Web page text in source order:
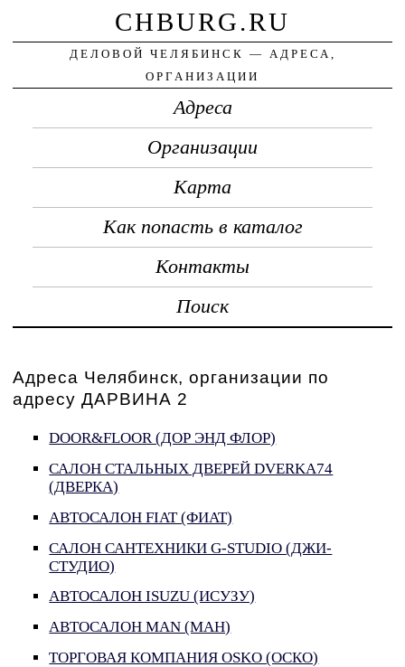
CHBURG.RU
ДЕЛОВОЙ ЧЕЛЯБИНСК — АДРЕСА,
ОРГАНИЗАЦИИ
Адреса
Организации
Карта
Как попасть в каталог
Контакты
Поиск
Адреса Челябинск, организации по
адресу ДАРВИНА 2
DOOR&FLOOR (ДОР ЭНД ФЛОР)
САЛОН СТАЛЬНЫХ ДВЕРЕЙ DVERKA74
(ДВЕРКА)
АВТОСАЛОН FIAT (ФИАТ)
САЛОН САНТЕХНИКИ G-STUDIO (ДЖИ-
СТУДИО)
АВТОСАЛОН ISUZU (ИСУЗУ)
АВТОСАЛОН MAN (МАН)
ТОРГОВАЯ КОМПАНИЯ OSKO (ОСКО)